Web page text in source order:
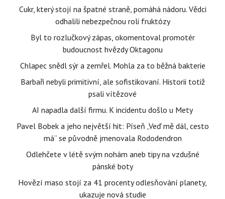
Cukr, který stojí na špatné straně, pomáhá nádoru. Vědci
odhalili nebezpečnou roli fruktózy
Byl to rozlučkový zápas, okomentoval promotér
budoucnost hvězdy Oktagonu
Chlapec snědl sýr a zemřel. Mohla za to běžná bakterie
Barbaři nebyli primitivní, ale sofistikovaní. Historii totiž
psali vítězové
AI napadla další firmu. K incidentu došlo u Mety
Pavel Bobek a jeho největší hit: Píseň „Veď mě dál, cesto
má“ se původně jmenovala Rododendron
Odlehčete v létě svým nohám aneb tipy na vzdušné
pánské boty
Hovězí maso stojí za 41 procenty odlesňování planety,
ukazuje nová studie